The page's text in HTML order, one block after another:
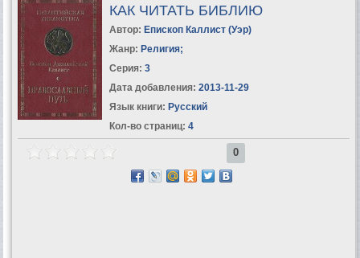
КАК ЧИТАТЬ БИБЛИЮ
Автор: Епископ Каллист (Уэр)
Жанр: Религия;
Серия: 3
Дата добавления: 2013-11-29
Язык книги: Русский
Кол-во страниц: 4
0